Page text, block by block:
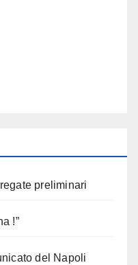
preliminari
!”
del Napoli